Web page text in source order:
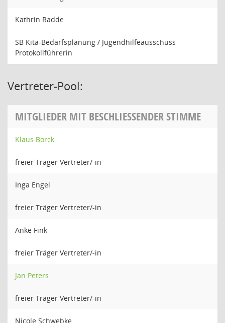
Kathrin Radde
SB Kita-Bedarfsplanung / Jugendhilfeausschuss
Protokollführerin
Vertreter-Pool:
MITGLIEDER MIT BESCHLIESSENDER STIMME
Klaus Borck
freier Träger Vertreter/-in
Inga Engel
freier Träger Vertreter/-in
Anke Fink
freier Träger Vertreter/-in
Jan Peters
freier Träger Vertreter/-in
Nicole Schwebke